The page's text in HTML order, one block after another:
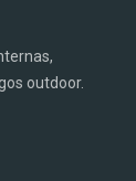
outdoor.